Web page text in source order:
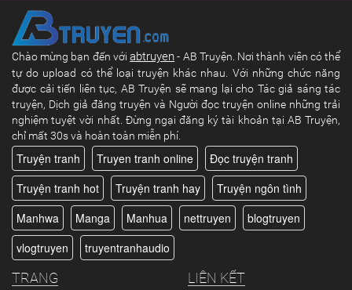
Chào mừng bạn đến vớiabtruyen- AB Truyện. Nơi thành viên có thể
tự do upload có thể loại truyện khác nhau. Với những chức năng
được cải tiến liên tục, AB Truyện sẽ mang lại cho Tác giả sáng tác
truyện, Dịch giả đăng truyện và Người đọc truyện online những trải
nghiệm tuyệt vời nhất. Đừng ngại đăng ký tài khoản tại AB Truyện,
chỉ mất 30s và hoàn toàn miễn phí.
Truyện tranh Truyen tranh online
Đọc truyện tranh
Truyện tranh hot
Truyện tranh hay
Truyện ngôn tình
Manhwa
Manga Manhua nettruyen
blogtruyen
vlogtruyen
truyentranhaudio
TRANG LIÊN KẾT